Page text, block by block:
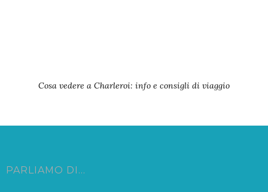
Cosa vedere a Charleroi: info e consigli di viaggio
PARLIAMO DI…